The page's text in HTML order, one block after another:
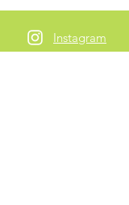
Instagram